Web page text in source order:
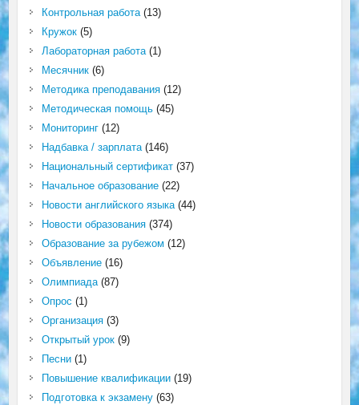
Контрольная работа(13)
Кружок(5)
Лабораторная работа(1)
Месячник(6)
Методика преподавания(12)
Методическая помощь(45)
Мониторинг(12)
Надбавка / зарплата(146)
Национальный сертификат(37)
Начальное образование(22)
Новости английского языка(44)
Новости образования(374)
Образование за рубежом (12)
Объявление(16)
Олимпиада(87)
Опрос (1)
Организация(3)
Открытый урок(9)
Песни(1)
Повышение квалификации(19)
Подготовка к экзамену(63)